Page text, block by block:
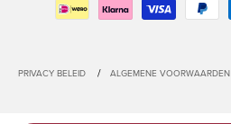
PRIVACY BELEID / ALGEMENE VOORWAARDEN